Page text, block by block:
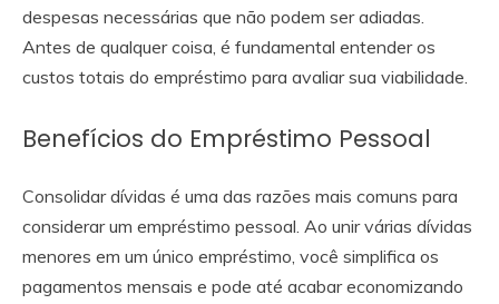
despesas necessárias que não podem ser adiadas.
Antes de qualquer coisa, é fundamental entender os
custos totais do empréstimo para avaliar sua viabilidade.
Benefícios do Empréstimo Pessoal
Consolidar dívidas é uma das razões mais comuns para
considerar um empréstimo pessoal. Ao unir várias dívidas
menores em um único empréstimo, você simplifica os
pagamentos mensais e pode até acabar economizando